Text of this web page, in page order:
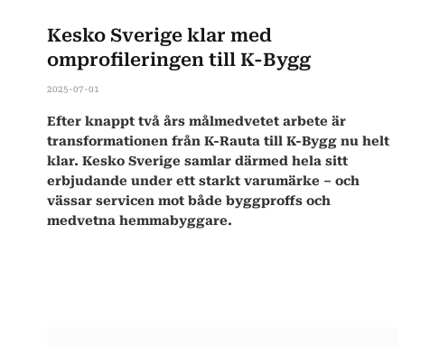
Kesko Sverige klar med
omprofileringen till K-Bygg
2025-07-01
Efter knappt två års målmedvetet arbete är
transformationen från K-Rauta till K-Bygg nu helt
klar. Kesko Sverige samlar därmed hela sitt
erbjudande under ett starkt varumärke – och
vässar servicen mot både byggproffs och
medvetna hemmabyggare.